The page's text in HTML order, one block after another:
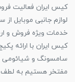
کیس ایران فعالیت
خدمات ویژه فروش و
کیس ایران با ارائه
سامسونگ و شیائومی
مفتخر هستیم به لطف